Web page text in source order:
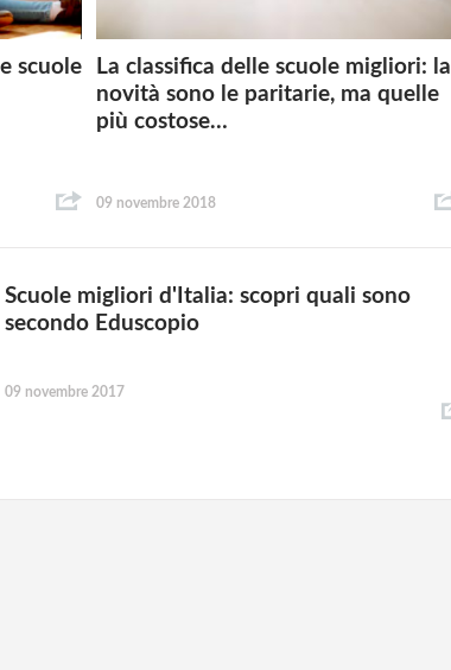
scuole
La classifica delle scuole migliori: la
novità sono le paritarie, ma quelle
più costose…
09 novembre 2018
Scuole migliori d'Italia: scopri quali sono
secondo Eduscopio
09 novembre 2017